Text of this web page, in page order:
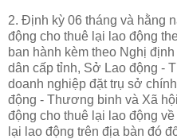
2. Định kỳ 06 tháng và hằng
động cho thuê lại lao động
ban hành kèm theo Nghị
dân cấp tỉnh, Sở Lao động -
doanh nghiệp đặt trụ sở
động - Thương binh và Xã
động cho thuê lại lao động
lại lao động trên địa bàn đó